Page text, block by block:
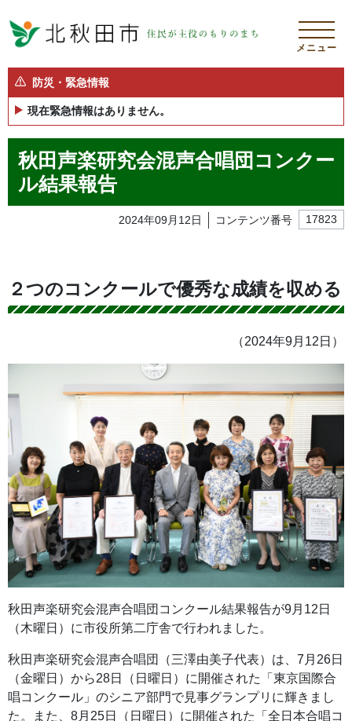
メニュー
防災・緊急情報
現在緊急情報はありません。
秋田声楽研究会混声合唱団コンクー
ル結果報告
2024年09月12日 コンテンツ番号 17823
２つのコンクールで優秀な成績を収める
（2024年9月12日）
秋田声楽研究会混声合唱団コンクール結果報告が9月12日
（木曜日）に市役所第二庁舎で行われました。
秋田声楽研究会混声合唱団（三澤由美子代表）は、7月26日
（金曜日）から28日（日曜日）に開催された「東京国際合
唱コンクール」のシニア部門で見事グランプリに輝きまし
た。また、8月25日（日曜日）に開催された「全日本合唱コ